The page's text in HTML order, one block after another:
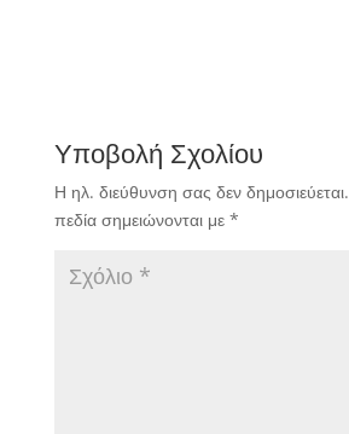
Υποβολή Σχολίου
Η ηλ. διεύθυνση σας δεν δημοσιεύεται.
πεδία σημειώνονται με *